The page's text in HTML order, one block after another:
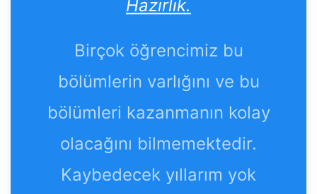
Hazırlık.
Birçok öğrencimiz bu
bölümlerin varlığını ve bu
bölümleri kazanmanın kolay
olacağını bilmemektedir.
Kaybedecek yıllarım yok